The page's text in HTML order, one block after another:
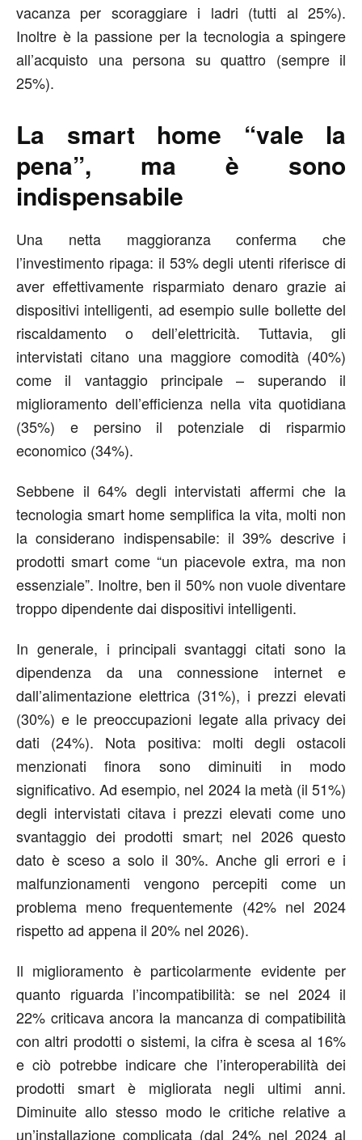
vacanza per scoraggiare i ladri (tutti al 25%).
Inoltre è la passione per la tecnologia a spingere
all’acquisto una persona su quattro (sempre il
25%).
La smart home “vale la
pena”, ma è sono
indispensabile
Una netta maggioranza conferma che
l’investimento ripaga: il 53% degli utenti riferisce di
aver effettivamente risparmiato denaro grazie ai
dispositivi intelligenti, ad esempio sulle bollette del
riscaldamento o dell’elettricità. Tuttavia, gli
intervistati citano una maggiore comodità (40%)
come il vantaggio principale – superando il
miglioramento dell’efficienza nella vita quotidiana
(35%) e persino il potenziale di risparmio
economico (34%).
Sebbene il 64% degli intervistati affermi che la
tecnologia smart home semplifica la vita, molti non
la considerano indispensabile: il 39% descrive i
prodotti smart come “un piacevole extra, ma non
essenziale”. Inoltre, ben il 50% non vuole diventare
troppo dipendente dai dispositivi intelligenti.
In generale, i principali svantaggi citati sono la
dipendenza da una connessione internet e
dall’alimentazione elettrica (31%), i prezzi elevati
(30%) e le preoccupazioni legate alla privacy dei
dati (24%). Nota positiva: molti degli ostacoli
menzionati finora sono diminuiti in modo
significativo. Ad esempio, nel 2024 la metà (il 51%)
degli intervistati citava i prezzi elevati come uno
svantaggio dei prodotti smart; nel 2026 questo
dato è sceso a solo il 30%. Anche gli errori e i
malfunzionamenti vengono percepiti come un
problema meno frequentemente (42% nel 2024
rispetto ad appena il 20% nel 2026).
Il miglioramento è particolarmente evidente per
quanto riguarda l’incompatibilità: se nel 2024 il
22% criticava ancora la mancanza di compatibilità
con altri prodotti o sistemi, la cifra è scesa al 16%
e ciò potrebbe indicare che l’interoperabilità dei
prodotti smart è migliorata negli ultimi anni.
Diminuite allo stesso modo le critiche relative a
un’installazione complicata (dal 24% nel 2024 al